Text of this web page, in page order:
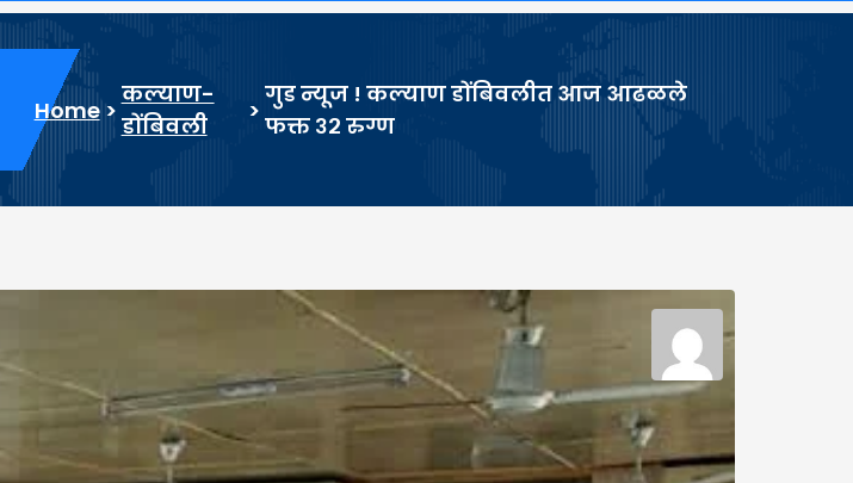
Home>
कल्याण-
डोंबिवली
>
गुड न्यूज ! कल्याण डोंबिवलीत आज आढळले
फक्त ३२ रुग्ण